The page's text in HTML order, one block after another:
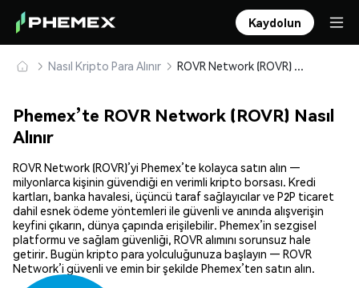
Kaydolun
Nasıl Kripto Para Alınır ROVR Network (ROVR) Güvenle Satın Alın ve Saklayın
Phemex’te ROVR Network (ROVR) Nasıl
Alınır
ROVR Network (ROVR)’yi Phemex’te kolayca satın alın —
milyonlarca kişinin güvendiği en verimli kripto borsası. Kredi
kartları, banka havalesi, üçüncü taraf sağlayıcılar ve P2P ticaret
dahil esnek ödeme yöntemleri ile güvenli ve anında alışverişin
keyfini çıkarın, dünya çapında erişilebilir. Phemex’in sezgisel
platformu ve sağlam güvenliği, ROVR alımını sorunsuz hale
getirir. Bugün kripto para yolculuğunuza başlayın — ROVR
Network’i güvenli ve emin bir şekilde Phemex’ten satın alın.